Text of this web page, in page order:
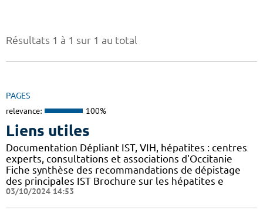
Résultats 1 à 1 sur 1 au total
PAGES
relevance: 100%
Liens utiles
Documentation Dépliant IST, VIH, hépatites : centres
experts, consultations et associations d'Occitanie
Fiche synthèse des recommandations de dépistage
des principales IST Brochure sur les hépatites e
03/10/2024 14:53